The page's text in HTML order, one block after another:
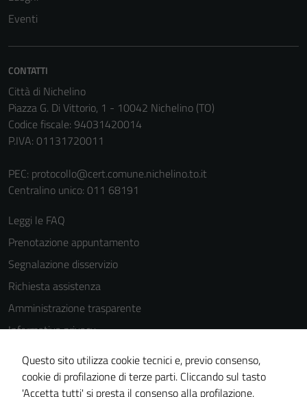
Eventi
CONTATTI
Città di Nichelino
Piazza G. Di Vittorio, 1 - 10042 Nichelino (TO)
Codice fiscale: 94031420014
P.IVA: 01131720011
PEC: protocollo@cert.comune.nichelino.to.it
Centralino unico: 011 68191
Leggi le FAQ
Prenotazione appuntamento
Segnalazione disservizio
Richiesta assistenza
Amministrazione trasparente
Informativa privacy
Cookie Policy
Note legali
Questo sito utilizza cookie tecnici e, previo consenso,
cookie di profilazione di terze parti. Cliccando sul tasto
'Accetta tutti' si presta il consenso alla profilazione,